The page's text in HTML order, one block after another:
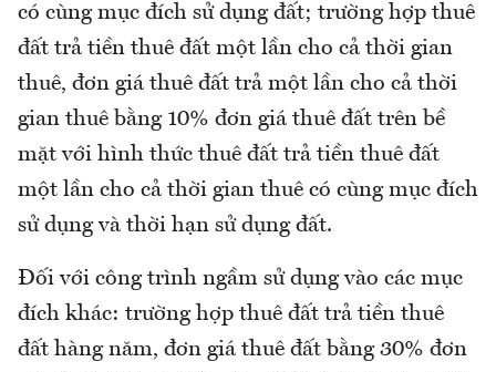
có cùng mục đích sử dụng đất; trường hợp thuê
đất trả tiền thuê đất một lần cho cả thời gian
thuê, đơn giá thuê đất trả một lần cho cả thời
gian thuê bằng 10% đơn giá thuê đất trên bề
mặt với hình thức thuê đất trả tiền thuê đất
một lần cho cả thời gian thuê có cùng mục đích
sử dụng và thời hạn sử dụng đất.
Đối với công trình ngầm sử dụng vào các mục
đích khác: trường hợp thuê đất trả tiền thuê
đất hàng năm, đơn giá thuê đất bằng 30% đơn